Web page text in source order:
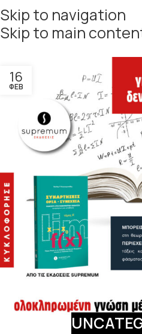
Skip to navigation
Skip to main
16
ΦΕΒ